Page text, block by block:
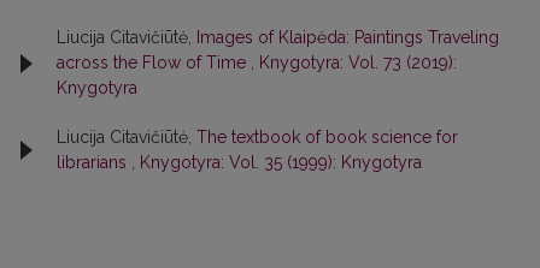
Liucija Citavičiūtė, Images of Klaipėda: Paintings Traveling
across the Flow of Time , Knygotyra: Vol. 73 (2019):
Knygotyra
Liucija Citavičiūtė, The textbook of book science for
librarians , Knygotyra: Vol. 35 (1999): Knygotyra